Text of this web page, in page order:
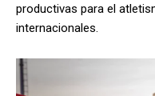
productivas para el
internacionales.